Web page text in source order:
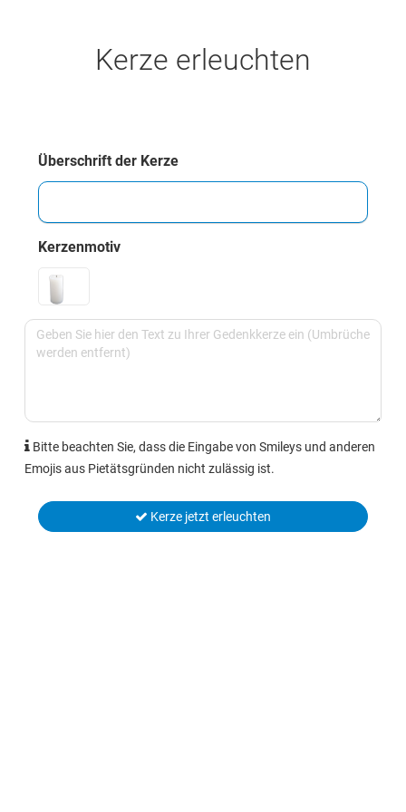
Kerze erleuchten
Überschrift der Kerze
Kerzenmotiv
Bitte beachten Sie, dass die Eingabe von Smileys und anderen
Emojis aus Pietätsgründen nicht zulässig ist.
Kerze jetzt erleuchten